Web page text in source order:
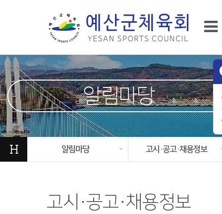
알림마당
H 알림마당 고시·공고·채용정보
고시·공고·채용정보